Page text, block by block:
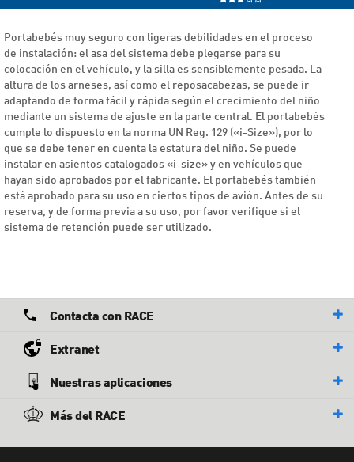
Portabebés muy seguro con ligeras debilidades en el proceso
de instalación: el asa del sistema debe plegarse para su
colocación en el vehículo, y la silla es sensiblemente pesada. La
altura de los arneses, así como el reposacabezas, se puede ir
adaptando de forma fácil y rápida según el crecimiento del niño
mediante un sistema de ajuste en la parte central. El portabebés
cumple lo dispuesto en la norma UN Reg. 129 («i-Size»), por lo
que se debe tener en cuenta la estatura del niño. Se puede
instalar en asientos catalogados «i-size» y en vehículos que
hayan sido aprobados por el fabricante. El portabebés también
está aprobado para su uso en ciertos tipos de avión. Antes de su
reserva, y de forma previa a su uso, por favor verifique si el
sistema de retención puede ser utilizado.
Contacta con RACE
Extranet
Nuestras aplicaciones
Más del RACE